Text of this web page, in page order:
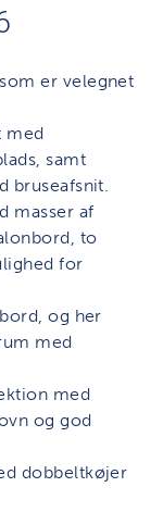
er velegnet
med
samt
bruseafsnit.
masser af
to
for
og her
med
med
og god
dobbeltkøjer